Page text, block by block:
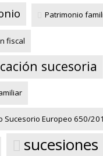
Patrimonio
fiscal
sucesoria
Sucesorio Europeo 650/
sucesiones